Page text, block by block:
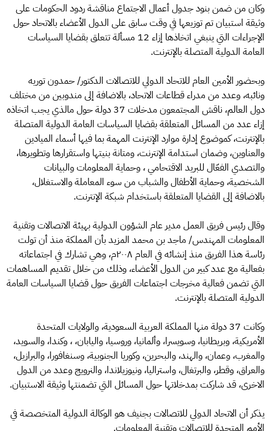
وكان من ضمن بنود جدول أعمال الاجتماع مناقشة ردود الحكومات على
وثيقة استبيان تم توزيعها في وقت سابق على الدول الأعضاء بالاتحاد حول
الإجراءات التي ينبغي اتخاذها إزاء 12 مسألة تتعلق بقضايا السياسات
العامة الدولية المتصلة بالإنترنت.
وبحضور الأمين العام للاتحاد الدولي للاتصالات الدكتور/ حمدون توريه
ونائبه، وعدد من مدراء قطاعات الاتحاد، بالاضافة إلى مندوبين من مختلف
دول العالم، ناقش المجتمعون مدخلات 37 دولة حول مالذي يجب اتخاذه
إزاء عدد من المسائل المتعلقة بقضايا السياسات العامة الدولية المتصلة
بالإنترنت، كموضوع إدارة موارد الإنترنت المهمة بما فيها أسماء الميادين
والعناوين، وضمان استدامة الإنترنت، ومتانة بنيتها واستقرارها وتطويرها،
والتصدي الفعّال للبريد الاقتحامي ، وحماية المعلومات والبيانات
الشخصية، وحماية الأطفال والشباب من سوء المعاملة والاستغلال،
بالاضافة إلى القضايا المتعلقة باستخدام شبكة الإنترنت.
وقال رئيس فريق العمل مدير عام الشؤون الدولية بهيئة الاتصالات وتقنية
المعلومات المهندس/ ماجد بن محمد المزيد بأن المملكة منذ أن تولت
رئاسة هذا الفريق منذ إنشائه في العام ٢٠٠٨م، وهي تشارك في اجتماعاته
بفعالية مع عدد كبير من الدول الأعضاء، وذلك من خلال تقديم المساهمات
التي تضمن فعالية مخرجات اجتماعات الفريق حول قضايا السياسات العامة
الدولية المتصلة بالإنترنت.
وكانت 37 دولة منها المملكة العربية السعودية، والولايات المتحدة
الأمريكية، وبريطانيا، وسويسرا، وألمانيا، وروسيا، واليابان، ، وكندا، والسويد،
والمغرب، وعمان، والهند، والبحرين، وكوريا الجنوبية، وسنغافورا، والبرازيل،
والعراق، وقطر، والبرتغال، واستراليا، ونيوزيلاندا، والنرويج وعدد من الدول
الاخرى، قد شاركت بمدخلاتها حول المسائل التي تضمنتها وثيقة الاستبيان.
يذكر أن الاتحاد الدولي للاتصالات بجنيف هو الوكالة الدولية المتخصصة في
الأمم المتحدة للاتصالات وتقنية المعلومات.